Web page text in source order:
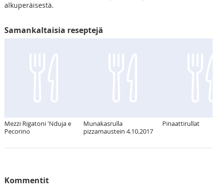
alkuperäisestä.
Samankaltaisia reseptejä
Mezzi Rigatoni 'Nduja e
Pecorino
Munakasrulla
pizzamaustein 4.10.2017
Pinaattirullat
Kommentit